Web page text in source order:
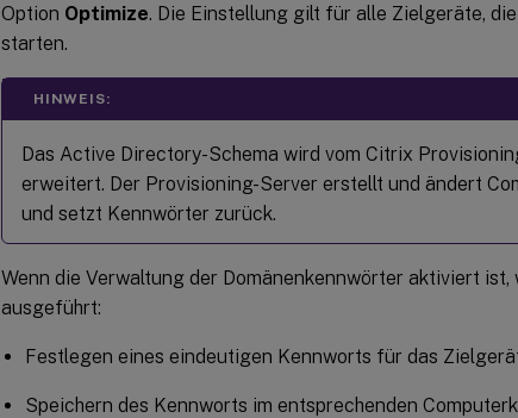
Option Optimize. Die Einstellung gilt für alle Zielgeräte,
starten.
HINWEIS:
Das Active Directory-Schema wird vom Citrix
erweitert. Der Provisioning-Server erstellt und ändert
und setzt Kennwörter zurück.
Wenn die Verwaltung der Domänenkennwörter aktiviert
ausgeführt:
Festlegen eines eindeutigen Kennworts für das
Speichern des Kennworts im entsprechenden